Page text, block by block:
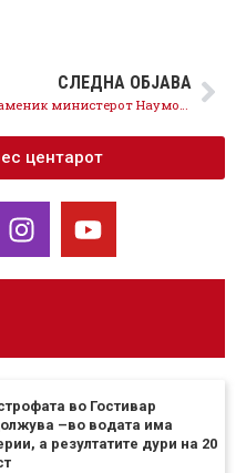
СЛЕДНА ОБЈАВА
Заменик министерот Наумов гостин во 360 степени на Алсат-М ТВ
центарот
во Гостивар
–во водата има
а резултатите дури на 20